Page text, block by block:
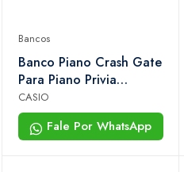
Bancos
Banco Piano Crash Gate
Para Piano Privia
Pxs700/600 Casio
CASIO
Fale Por WhatsApp